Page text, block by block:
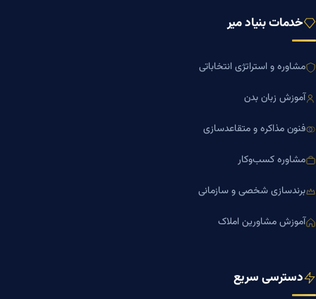
خدمات بنیاد میر
مشاوره و استراتژی انتخاباتی
آموزش زبان بدن
فنون مذاکره و متقاعدسازی
مشاوره کسب‌وکار
برندسازی شخصی و سازمانی
آموزش مشاورین املاک
دسترسی سریع